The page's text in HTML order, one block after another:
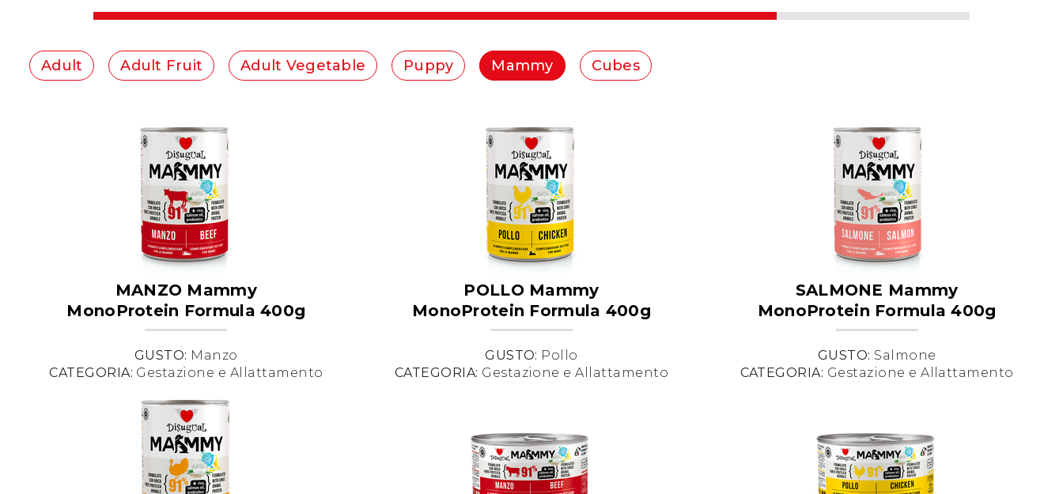
Adult Adult Fruit Adult Vegetable Puppy Mammy Cubes
MANZO Mammy
MonoProtein Formula 400g
GUSTO: Manzo
CATEGORIA: Gestazione e Allattamento
POLLO Mammy
MonoProtein Formula 400g
GUSTO: Pollo
CATEGORIA: Gestazione e Allattamento
SALMONE Mammy
MonoProtein Formula 400g
GUSTO: Salmone
CATEGORIA: Gestazione e Allattamento